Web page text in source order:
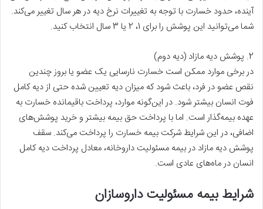
آینده، حدود خسارت با توجه به تغییرات نرخ دیه در هر سال تغییر می‌کند.
شما می‌توانید این پوشش را برای 1، 2 یا 3 سال انتخاب کنید.
2. پوشش دیه مازاد (دیه دوم)
در برخی موارد ممکن است خسارت نارسایی یک عضو یا بروز چندین
نقص عضو در فرد، باعث شود که میزان دیه تعیین شده حتی از دیه کامل
فوت انسان بیشتر شود. در این‌گونه موارد، پرداخت باقیمانده خسارت به
عهده بیمه‌گذار است. اما با پرداخت حق بیمه بیشتر و خرید پوشش‌های
اضافی، در این شرایط شرکت بیمه خسارت را پرداخت می‌کند. سقف
پوشش دیه مازاد در بیمه مسئولیت داروخانه، معادل پرداخت دیه کامل
انسان در ماه‌های عادی است.
شرایط بیمه مسئولیت داروسازان